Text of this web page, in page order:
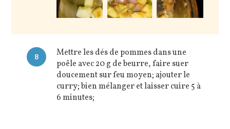
8
Mettre les dés de pommes dans une
poêle avec 20 g de beurre, faire suer
doucement sur feu moyen; ajouter le
curry; bien mélanger et laisser cuire 5 à
6 minutes;